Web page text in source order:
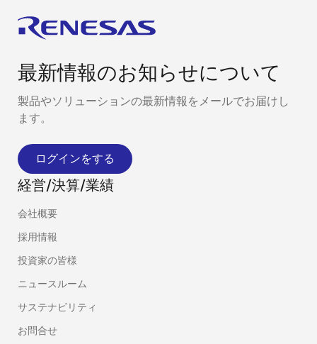
最新情報のお知らせについて
製品やソリューションの最新情報をメールでお届けし
ます。
ログインをする
経営/決算/業績
会社概要
採用情報
投資家の皆様
ニュースルーム
サステナビリティ
お問合せ